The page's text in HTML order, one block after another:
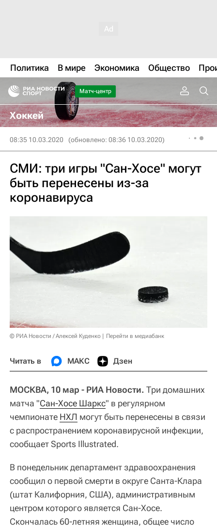
Политика В мире Экономика Общество
Матч-центр
Хоккей
08:35 10.03.2020 (обновлено: 08:36 10.03.2020)
СМИ: три игры "Сан-Хосе" могут
быть перенесены из-за
коронавируса
© РИА Новости / Алексей Куденко Перейти в медиабанк
Читать в МАКС Дзен
МОСКВА, 10 мар - РИА Новости. Три домашних
матча "Сан-Хосе Шаркс" в регулярном
чемпионате НХЛ могут быть перенесены в связи
с распространением коронавирусной инфекции,
сообщает Sports Illustrated.
В понедельник департамент здравоохранения
сообщил о первой смерти в округе Санта-Клара
(штат Калифорния, США), административным
центром которого является Сан-Хосе.
Скончалась 60-летняя женщина, общее число